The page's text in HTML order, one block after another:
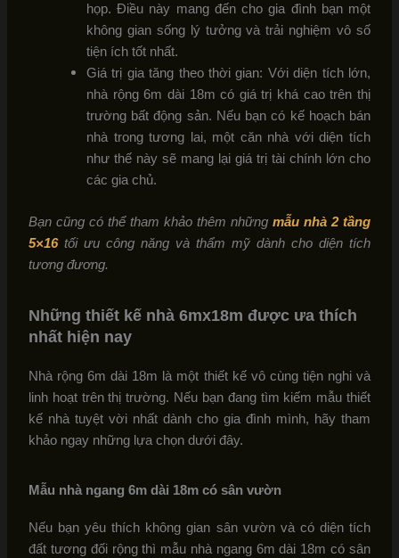
họp. Điều này mang đến cho gia đình bạn một
không gian sống lý tưởng và trải nghiệm vô số
tiện ích tốt nhất.
Giá trị gia tăng theo thời gian: Với diện tích lớn,
nhà rộng 6m dài 18m có giá trị khá cao trên thị
trường bất động sản. Nếu bạn có kế hoạch bán
nhà trong tương lai, một căn nhà với diện tích
như thế này sẽ mang lại giá trị tài chính lớn cho
các gia chủ.
Bạn cũng có thể tham khảo thêm những mẫu nhà 2 tầng
5×16tối ưu công năng và thẩm mỹ dành cho diện tích
tương đương.
Những thiết kế nhà 6mx18m được ưa thích
nhất hiện nay
Nhà rộng 6m dài 18m là một thiết kế vô cùng tiện nghi và
linh hoạt trên thị trường. Nếu bạn đang tìm kiếm mẫu thiết
kế nhà tuyệt vời nhất dành cho gia đình mình, hãy tham
khảo ngay những lựa chọn dưới đây.
Mẫu nhà ngang 6m dài 18m có sân vườn
Nếu bạn yêu thích không gian sân vườn và có diện tích
đất tương đối rộng thì mẫu nhà ngang 6m dài 18m có sân